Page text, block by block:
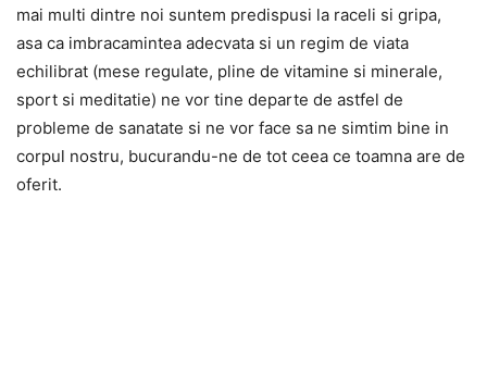
mai multi dintre noi suntem predispusi la raceli si gripa,
asa ca imbracamintea adecvata si un regim de viata
echilibrat (mese regulate, pline de vitamine si minerale,
sport si meditatie) ne vor tine departe de astfel de
probleme de sanatate si ne vor face sa ne simtim bine in
corpul nostru, bucurandu-ne de tot ceea ce toamna are de
oferit.